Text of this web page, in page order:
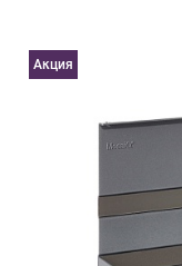
Акция